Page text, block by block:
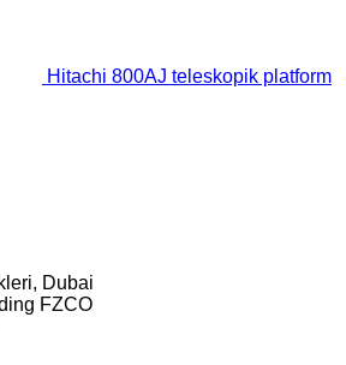
Hitachi 800AJ teleskopik platform
Dubai
FZCO